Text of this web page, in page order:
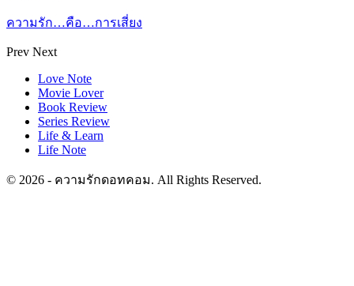
ความรัก…คือ…การเสี่ยง
Prev Next
Love Note
Movie Lover
Book Review
Series Review
Life & Learn
Life Note
© 2026 - ความรักดอทคอม. All Rights Reserved.